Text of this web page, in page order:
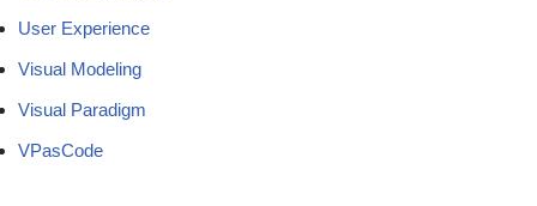
User Experience
Visual Modeling
Visual Paradigm
VPasCode